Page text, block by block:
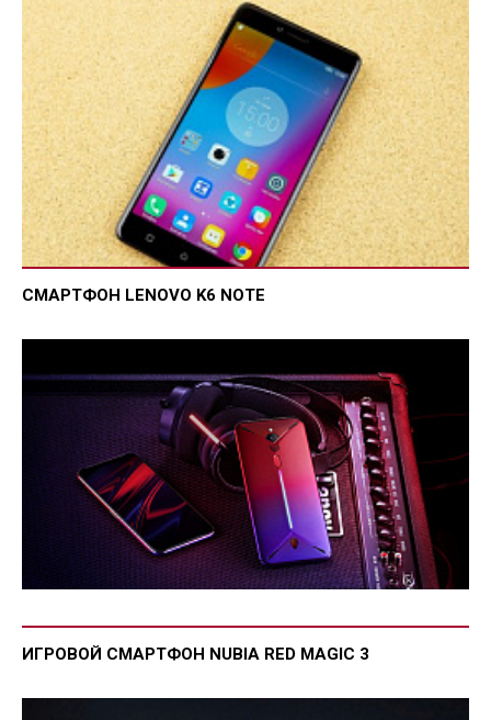
СМАРТФОН LENOVO K6 NOTE
ИГРОВОЙ СМАРТФОН NUBIA RED MAGIC 3